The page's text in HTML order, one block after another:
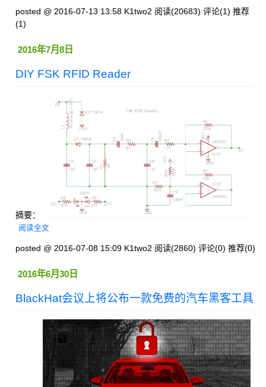
posted @ 2016-07-13 13:58 K1two2 阅读(20683) 评论(1) 推荐
(1)
2016年7月8日
DIY FSK RFID Reader
摘要：
阅读全文
posted @ 2016-07-08 15:09 K1two2 阅读(2860) 评论(0) 推荐(0)
2016年6月30日
BlackHat会议上将公布一款免费的汽车黑客工具